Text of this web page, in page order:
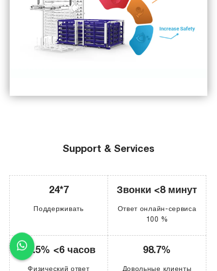
Support & Services
24*7
Поддерживать
Звонки <8 минут
Ответ онлайн-сервиса
100 %
97.5% <6 часов
Физический ответ
98.7%
Довольные клиенты